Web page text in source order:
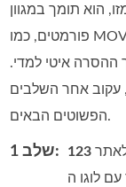
הוא תומך במגוון
פורמטים, כמו MOV,‏ WMV,‏ AVI,‏ MP4 ועוד. עם זאת, בכל פעם
ההסרה איטי למדי.
עקוב אחר השלבים
הפשוטים הבאים.
שלב 1: